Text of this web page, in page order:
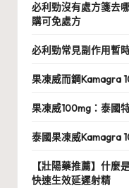
必利勁沒有處方箋去
購可免處方
必利勁常見副作用暫
果凍威而鋼Kamagra
果凍威100mg：泰國
泰國果凍威Kamagra
【壯陽藥推薦】什麼
快速生效延遲射精